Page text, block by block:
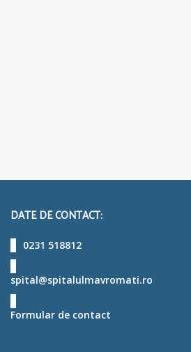
DATE DE CONTACT:
0231 518812
spital@spitalulmavromati.ro
Formular de contact